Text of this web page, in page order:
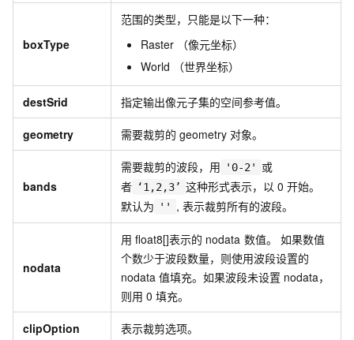
boxType
范围的类型，只能是以下一种：
Raster （像元坐标）
World （世界坐标）
destSrid 指定输出像元子集的空间参考值。
geometry 需要裁剪的 geometry 对象。
bands
需要裁剪的波段，用 '0-2'
或
者 ‘1,2,3’ 这种形式表示，以 0 开始。
默认为
'' , 表示裁剪所有的波段。
nodata
用 float8[]表示的 nodata 数值。 如果数值
个数少于波段数量，则使用波段设置的
nodata 值填充。如果波段未设置 nodata，
则用 0 填充。
clipOption 表示裁剪选项。